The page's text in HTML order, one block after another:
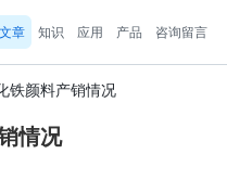
文章 知识 应用 产品 咨询留言
铁颜料产销情况
情况